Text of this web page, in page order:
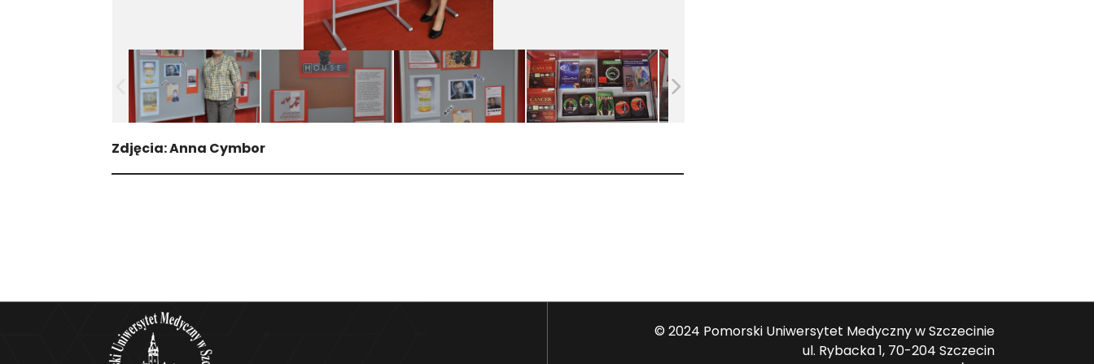
Zdjęcia: Anna Cymbor
© 2024 Pomorski Uniwersytet Medyczny w Szczecinie
ul. Rybacka 1, 70-204 Szczecin